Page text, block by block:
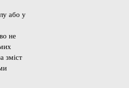
або у
не
зміст